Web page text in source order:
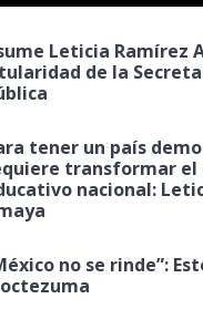
Leticia Ramírez
de la
tener un país
transformar el
nacional:
no se rinde”: